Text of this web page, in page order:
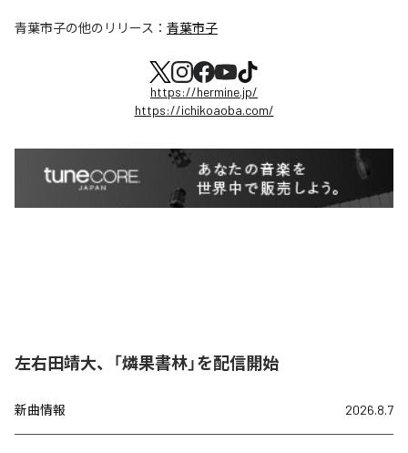
青葉市子の他のリリース： 青葉市子
https://hermine.jp/
https://ichikoaoba.com/
左右田靖大、「燐果書林」を配信開始
新曲情報 2026.8.7